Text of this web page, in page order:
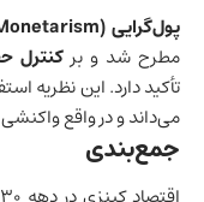
پول‌گرایی (Monetarism)
مطرح شد و برکنترل
تأکید دارد. این نظریه
می‌داند و در واقع
جمع‌بندی